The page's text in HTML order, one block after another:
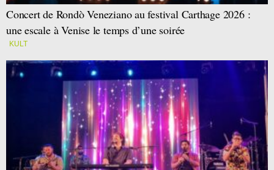
Concert de Rondò Veneziano au festival Carthage 2026 :
une escale à Venise le temps d’une soirée
KULT